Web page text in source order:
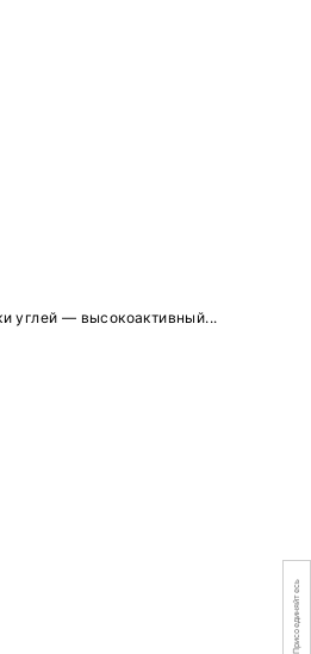
углей — высокоактивный...
Присоединяйтесь